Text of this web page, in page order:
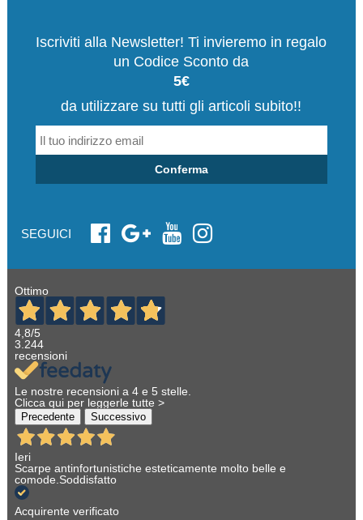
Iscriviti alla Newsletter! Ti invieremo in regalo
un Codice Sconto da
5€
da utilizzare su tutti gli articoli subito!!
Conferma
SEGUICI
Ottimo
4,8/5
3.244
recensioni
Le nostre recensioni a 4 e 5 stelle.
Clicca qui per leggerle tutte >
Precedente Successivo
Ieri
Scarpe antinfortunistiche esteticamente molto belle e
comode.Soddisfatto
Acquirente verificato